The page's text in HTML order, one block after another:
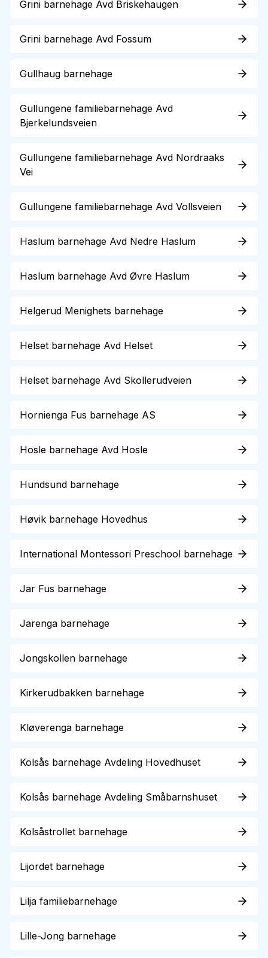
Grini barnehage Avd Briskehaugen
Grini barnehage Avd Fossum
Gullhaug barnehage
Gullungene familiebarnehage Avd
Bjerkelundsveien
Gullungene familiebarnehage Avd Nordraaks
Vei
Gullungene familiebarnehage Avd Vollsveien
Haslum barnehage Avd Nedre Haslum
Haslum barnehage Avd Øvre Haslum
Helgerud Menighets barnehage
Helset barnehage Avd Helset
Helset barnehage Avd Skollerudveien
Hornienga Fus barnehage AS
Hosle barnehage Avd Hosle
Hundsund barnehage
Høvik barnehage Hovedhus
International Montessori Preschool barnehage
Jar Fus barnehage
Jarenga barnehage
Jongskollen barnehage
Kirkerudbakken barnehage
Kløverenga barnehage
Kolsås barnehage Avdeling Hovedhuset
Kolsås barnehage Avdeling Småbarnshuset
Kolsåstrollet barnehage
Lijordet barnehage
Lilja familiebarnehage
Lille-Jong barnehage